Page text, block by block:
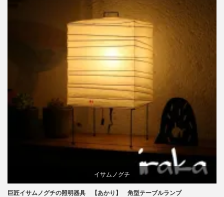
イサムノグチ
巨匠イサムノグチの照明器具 【あかり】 角型テーブルランプ